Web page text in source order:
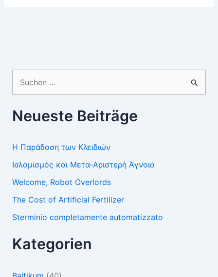
nach:
Neueste Beiträge
Η Παράδοση των Κλειδιών
Ισλαμισμός και Μετα-Αριστερή Άγνοια
Welcome, Robot Overlords
The Cost of Artificial Fertilizer
Sterminio completamente automatizzato
Kategorien